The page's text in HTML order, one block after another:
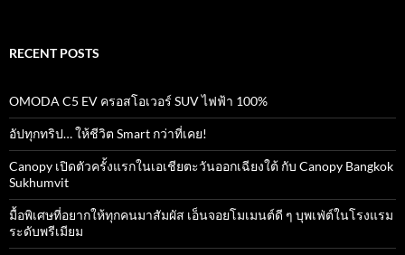
RECENT POSTS
OMODA C5 EV ครอสโอเวอร์ SUV ไฟฟ้า 100%
อัปทุกทริป… ให้ชีวิต Smart กว่าที่เคย!
Canopy เปิดตัวครั้งแรกในเอเชียตะวันออกเฉียงใต้ กับ Canopy Bangkok
Sukhumvit
มื้อพิเศษที่อยากให้ทุกคนมาสัมผัส เอ็นจอยโมเมนต์ดี ๆ บุพเฟ่ต์ในโรงแรม
ระดับพรีเมียม